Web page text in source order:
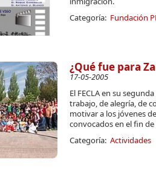
Categoría: Fundación
¿Qué fue para
17-05-2005
El FECLA en su
trabajo, de alegría, de
motivar a los jóvenes
convocados en el fin
Categoría: Actividades